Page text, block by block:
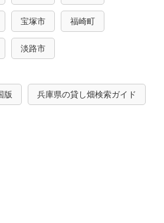
宝塚市 福崎町
淡路市
版 兵庫県の貸し畑検索ガイド